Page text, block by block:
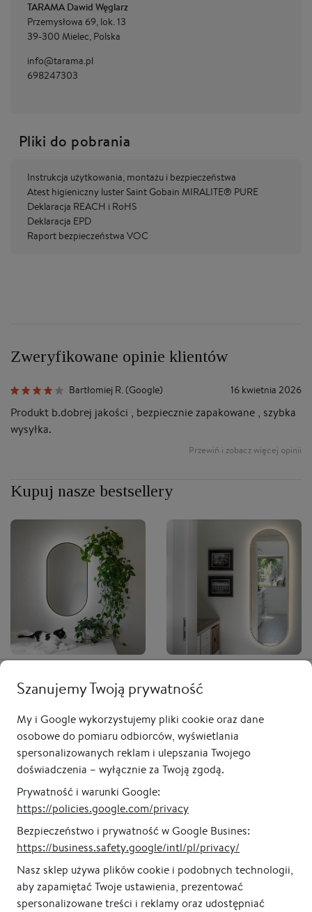
TARAMA Dawid Węglarz
Przemysłowa 69, lok. 13
39-300 Mielec, Polska
info@tarama.pl
698247303
Pliki do pobrania
Instrukcja użytkowania, montażu i bezpieczeństwa
Atest higieniczny luster Saint Gobain MIRALITE® PURE
Deklaracja REACH i RoHS
Deklaracja EPD
Raport bezpieczeństwa VOC
Zweryfikowane opinie klientów
Bartłomiej R. (Google) 16 kwietnia 2026
Produkt b.dobrej jakości , bezpiecznie zapakowane , szybka
wysyłka.
Przewiń i zobacz więcej opinii
Kupuj nasze bestsellery
MINIMAL LED - w czarnej,
cienkiej ramie,
podświetlane, pionowe
od 1 045,00 zł
LONG LED - w złotej ramie,
podświetlane, pionowe
od 1 335,00 zł
100% gwarancja jakości Polski producent
Szanujemy Twoją prywatność
My i Google wykorzystujemy pliki cookie oraz dane
osobowe do pomiaru odbiorców, wyświetlania
spersonalizowanych reklam i ulepszania Twojego
doświadczenia – wyłącznie za Twoją zgodą.
Prywatność i warunki Google:
https://policies.google.com/privacy
Bezpieczeństwo i prywatność w Google Busines:
https://business.safety.google/intl/pl/privacy/
Nasz sklep używa plików cookie i podobnych technologii,
aby zapamiętać Twoje ustawienia, prezentować
spersonalizowane treści i reklamy oraz udostępniać